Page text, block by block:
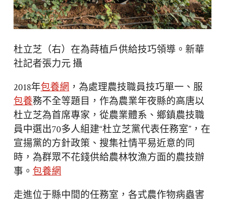
杜立芝（右）在為蒔植戶供給技巧領導。新華
社記者張力元 攝
2018年包養網 ，為處理農技職員技巧單一、服
包養務不全等題目，作為農業年夜縣的高唐以
杜立芝為首席專家，從農業體系、鄉鎮農技職
員中選出70多人組建“杜立芝黨代表任務室”，在
宣揚黨的方針政策、搜集社情平易近意的同
時，為群眾不花錢供給農林牧漁方面的農技辦
事。 包養網
走進位于縣中間的任務室，各式農作物病蟲害